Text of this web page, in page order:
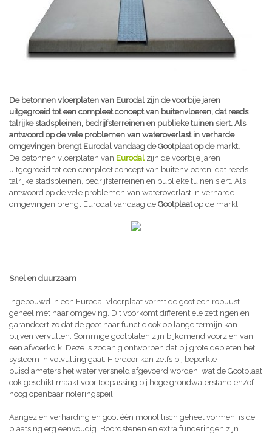
De betonnen vloerplaten van Eurodal zijn de voorbije jaren
uitgegroeid tot een compleet concept van buitenvloeren, dat reeds
talrijke stadspleinen, bedrijfsterreinen en publieke tuinen siert. Als
antwoord op de vele problemen van wateroverlast in verharde
omgevingen brengt Eurodal vandaag de Gootplaat op de markt.
De betonnen vloerplaten van Eurodal zijn de voorbije jaren
uitgegroeid tot een compleet concept van buitenvloeren, dat reeds
talrijke stadspleinen, bedrijfsterreinen en publieke tuinen siert. Als
antwoord op de vele problemen van wateroverlast in verharde
omgevingen brengt Eurodal vandaag de Gootplaatop de markt.
Snel en duurzaam
Ingebouwd in een Eurodal vloerplaat vormt de goot een robuust
geheel met haar omgeving. Dit voorkomt differentiële zettingen en
garandeert zo dat de goot haar functie ook op lange termijn kan
blijven vervullen. Sommige gootplaten zijn bijkomend voorzien van
een afvoerkolk. Deze is zodanig ontworpen dat bij grote debieten het
systeem in volvulling gaat. Hierdoor kan zelfs bij beperkte
buisdiameters het water versneld afgevoerd worden, wat de Gootplaat
ook geschikt maakt voor toepassing bij hoge grondwaterstand en/of
hoog openbaar rioleringspeil.
Aangezien verharding en goot één monolitisch geheel vormen, is de
plaatsing erg eenvoudig. Boordstenen en extra funderingen zijn